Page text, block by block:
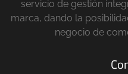
servicio de gestión
marca, dando la
negocio de